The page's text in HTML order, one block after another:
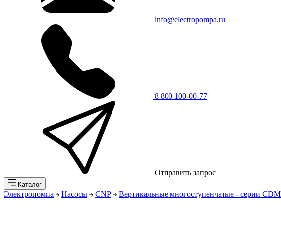
info@electropompa.ru
8 800 100-00-77
Отправить запрос
Каталог
Электропомпа Насосы CNP Вертикальные многоступенчатые - серии CDM